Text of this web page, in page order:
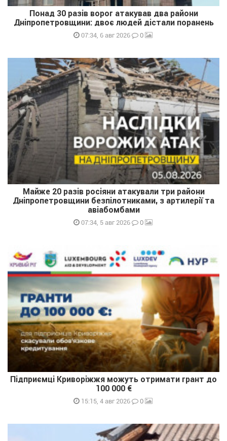
Понад 30 разів ворог атакував два райони
Дніпропетровщини: двоє людей дістали поранень
07:34, 6 авг 2026 0
Майже 20 разів росіяни атакували три райони
Дніпропетровщини безпілотниками, з артилерії та
авіабомбами
07:34, 5 авг 2026 0
Підприємці Криворіжжя можуть отримати грант до
100 000 €
15:15, 4 авг 2026 0